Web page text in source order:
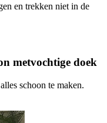
en trekken niet in de
metvochtige doek
schoon te maken.